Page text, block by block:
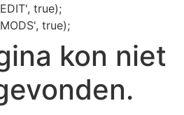
true);
true);
kon niet